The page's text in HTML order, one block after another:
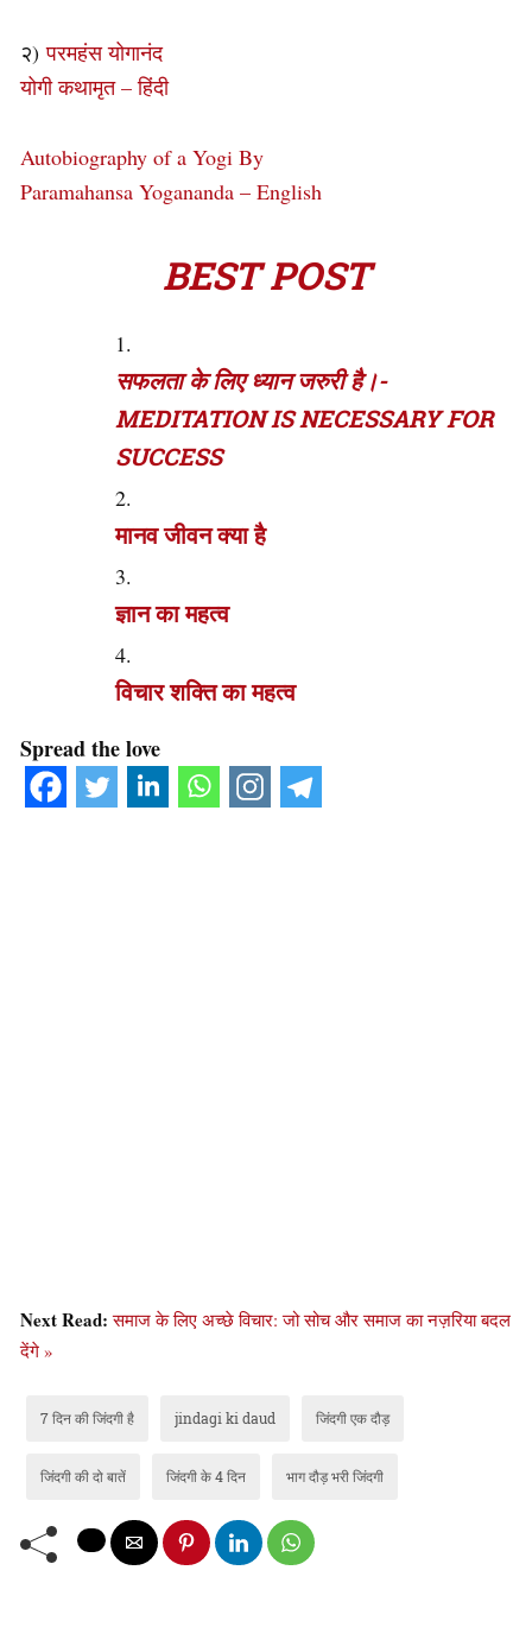
२)परमहंस योगानंद
योगी कथामृत – हिंदी
Autobiography of a Yogi By
Paramahansa Yogananda – English
BEST POST
सफलता के लिए ध्यान जरुरी है।-
MEDITATION IS NECESSARY FOR
SUCCESS
मानव जीवन क्या है
ज्ञान का महत्व
विचार शक्ति का महत्व
Spread the love
Next Read:समाज के लिए अच्छे विचार: जो सोच और समाज का नज़रिया बदल
देंगे »
7 दिन की जिंदगी है jindagi ki daud जिंदगी एक दौड़
जिंदगी की दो बातें जिंदगी के 4 दिन भाग दौड़ भरी जिंदगी